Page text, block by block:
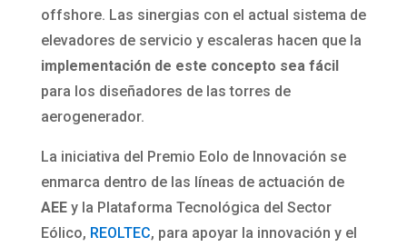
offshore. Las sinergias con el actual sistema de
elevadores de servicio y escaleras hacen que la
implementación de este concepto sea fácil
para los diseñadores de las torres de
aerogenerador.
La iniciativa del Premio Eolo de Innovación se
enmarca dentro de las líneas de actuación de
AEEy la Plataforma Tecnológica del Sector
Eólico, REOLTEC, para apoyar la innovación y el